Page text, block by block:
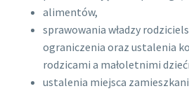
alimentów,
sprawowania władzy
ograniczenia oraz ustalenia
rodzicami a małoletnimi
ustalenia miejsca